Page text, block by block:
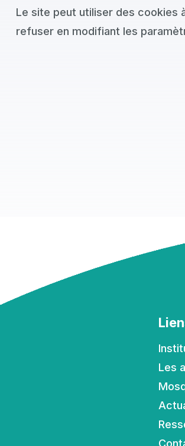
Le site peut utiliser des cookies
refuser en modifiant les
Les